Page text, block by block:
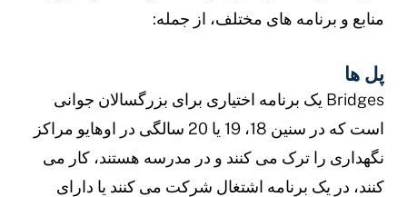
منابع و برنامه های مختلف، از جمله:
پل ها
Bridges یک برنامه اختیاری برای بزرگسالان جوانی
است که در سنین 18، 19 یا 20 سالگی در اوهایو مراکز
نگهداری را ترک می کنند و در مدرسه هستند، کار می
کنند، در یک برنامه اشتغال شرکت می کنند یا دارای